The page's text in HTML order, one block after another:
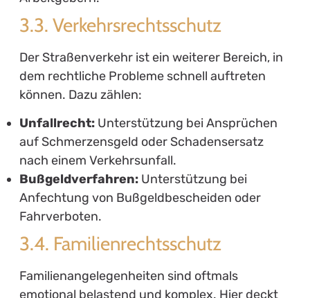
Rechtsschutzversicherung
auswählt
5.1. Bedarfsanalyse
Rechtsschutzversicherung für Sie am besten
geeignet ist, sollten Sie eine detaillierte
Bedarfsanalyse durchführen. Überlegen Sie
sich, in welchen Bereichen Sie potenziell
rechtliche Unterstützung benötigen könnten.
5.2. Leistungsumfang vergleichen
Achten Sie bei der Auswahl darauf, dass der
Leistungsumfang der gewählten Versicherung